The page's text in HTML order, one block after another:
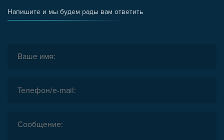
Напишите и мы будем рады вам ответить